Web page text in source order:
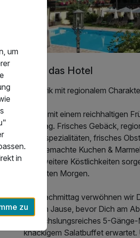
Über das Hotel
Kulinarik mit regionalem
Starte mit einem reichhaltigen
den Tag. Frisches Gebäck,
Wurstspezialitäten, frisches
hausgemachte Kuchen &
viele weitere Köstlichkeiten
perfekten Morgen.
Am Nachmittag verwöhnen wir
kleinen Jause, bevor Dich am
abwechslungsreiches 5-
knackigem Salatbuffet erwartet.
um
in
zu